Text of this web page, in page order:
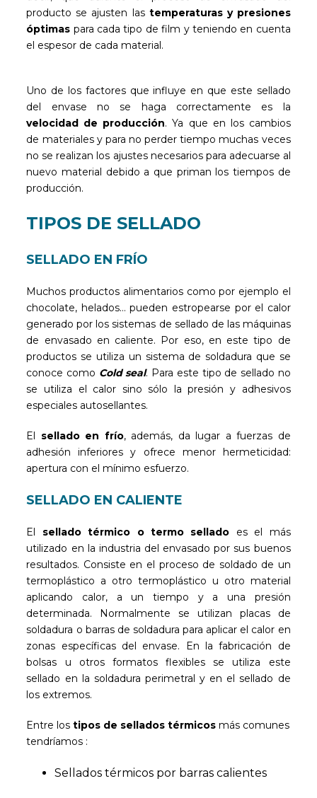
producto se ajusten las temperaturas y presiones
óptimas para cada tipo de film y teniendo en cuenta
el espesor de cada material.
Uno de los factores que influye en que este sellado
del envase no se haga correctamente es la
velocidad de producción. Ya que en los cambios
de materiales y para no perder tiempo muchas veces
no se realizan los ajustes necesarios para adecuarse al
nuevo material debido a que priman los tiempos de
producción.
TIPOS DE SELLADO
SELLADO EN FRÍO
Muchos productos alimentarios como por ejemplo el
chocolate, helados… pueden estropearse por el calor
generado por los sistemas de sellado de las máquinas
de envasado en caliente. Por eso, en este tipo de
productos se utiliza un sistema de soldadura que se
conoce como Cold seal. Para este tipo de sellado no
se utiliza el calor sino sólo la presión y adhesivos
especiales autosellantes.
El sellado en frío, además, da lugar a fuerzas de
adhesión inferiores y ofrece menor hermeticidad:
apertura con el mínimo esfuerzo.
SELLADO EN CALIENTE
El sellado térmico o termo sellado es el más
utilizado en la industria del envasado por sus buenos
resultados. Consiste en el proceso de soldado de un
termoplástico a otro termoplástico u otro material
aplicando calor, a un tiempo y a una presión
determinada. Normalmente se utilizan placas de
soldadura o barras de soldadura para aplicar el calor en
zonas específicas del envase. En la fabricación de
bolsas u otros formatos flexibles se utiliza este
sellado en la soldadura perimetral y en el sellado de
los extremos.
Entre lostipos de sellados térmicos más comunes
tendríamos :
Sellados térmicos por barras calientes